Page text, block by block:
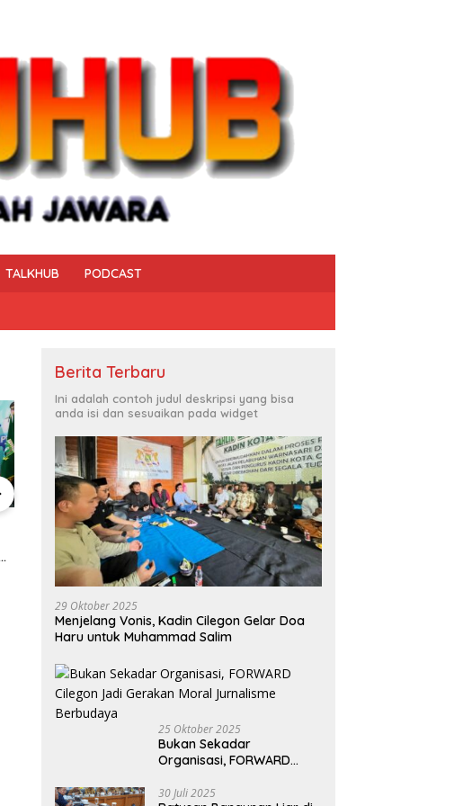
TALKHUB PODCAST
DPRD dan HMI Bersinergi Kawal
Penegakan Perda, Tempat
Hiburan Bermasalah Jadi
Sorotan
Irfan Luthfi Terpilih Aklamasi
Pimpin FAJI Kota Cilegon pada
Muscab I 2026
Berita Terbaru
Ini adalah contoh judul deskripsi yang bisa
anda isi dan sesuaikan pada widget
29 Oktober 2025
Menjelang Vonis, Kadin Cilegon Gelar Doa
Haru untuk Muhammad Salim
25 Oktober 2025
Bukan Sekadar
Organisasi, FORWARD
Moral Jurnalisme
30 Juli 2025